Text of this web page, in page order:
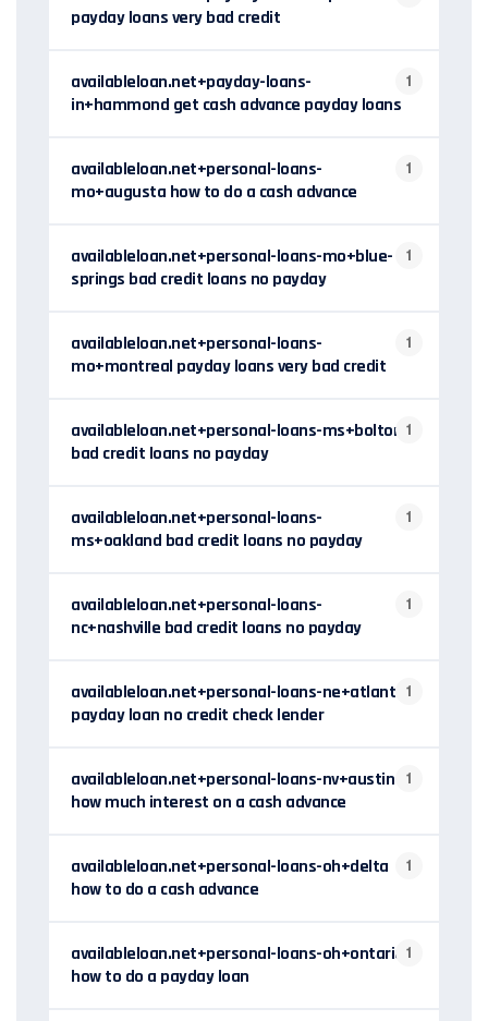
payday loans very bad credit
availableloan.net+payday-loans-
in+hammond get cash advance payday loans
1
availableloan.net+personal-loans-
mo+augusta how to do a cash advance
1
availableloan.net+personal-loans-mo+blue-
springs bad credit loans no payday
1
availableloan.net+personal-loans-
mo+montreal payday loans very bad credit
1
availableloan.net+personal-loans-ms+bolton
bad credit loans no payday
1
availableloan.net+personal-loans-
ms+oakland bad credit loans no payday
1
availableloan.net+personal-loans-
nc+nashville bad credit loans no payday
1
availableloan.net+personal-loans-ne+atlanta
payday loan no credit check lender
1
availableloan.net+personal-loans-nv+austin
how much interest on a cash advance
1
availableloan.net+personal-loans-oh+delta
how to do a cash advance
1
availableloan.net+personal-loans-oh+ontario
how to do a payday loan
1